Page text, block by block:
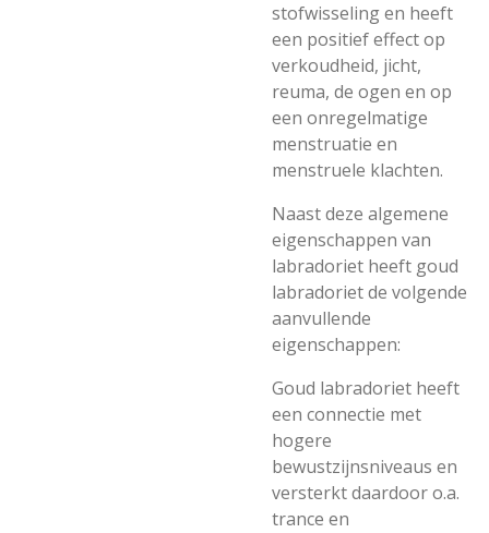
stofwisseling en heeft
een positief effect op
verkoudheid, jicht,
reuma, de ogen en op
een onregelmatige
menstruatie en
menstruele klachten.
Naast deze algemene
eigenschappen van
labradoriet heeft goud
labradoriet de volgende
aanvullende
eigenschappen:
Goud labradoriet heeft
een connectie met
hogere
bewustzijnsniveaus en
versterkt daardoor o.a.
trance en